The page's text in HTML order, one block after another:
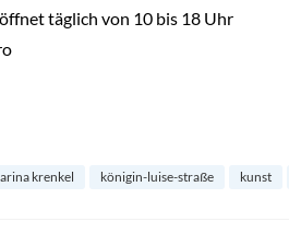
täglich von 10 bis 18 Uhr
krenkel königin-luise-straße kunst